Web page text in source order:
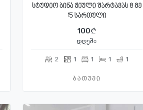
სტუდიო ბინა ჟიული შარტავას 8 მე
15 სართული
100
დღეში
2 1 1 1 1
ბათუმი